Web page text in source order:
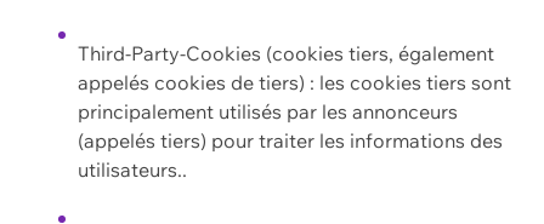
Third-Party-Cookies (cookies tiers, également
appelés cookies de tiers) : les cookies tiers sont
principalement utilisés par les annonceurs
(appelés tiers) pour traiter les informations des
utilisateurs..